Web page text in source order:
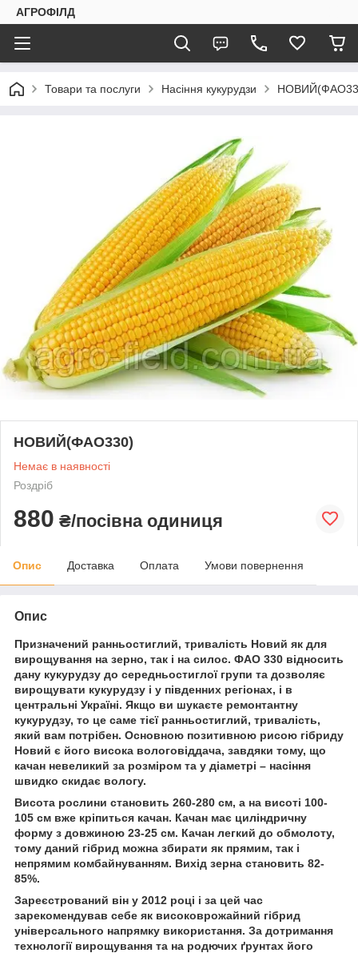
АГРОФІЛД
Товари та послуги Насіння кукурудзи
НОВИЙ(ФАО330)
Немає в наявності
Роздріб
880 ₴/посівна одиниця
Опис Доставка Оплата Умови повернення
Опис
Призначений ранньостиглий, тривалість Новий як для
вирощування на зерно, так і на силос. ФАО 330 відносить
дану кукурудзу до середньостиглої групи та дозволяє
вирощувати кукурудзу і у південних регіонах, і в
центральні Україні. Якщо ви шукаєте ремонтантну
кукурудзу, то це саме тієї ранньостиглий, тривалість,
який вам потрібен. Основною позитивною рисою гібриду
Новий є його висока вологовіддача, завдяки тому, що
качан невеликий за розміром та у діаметрі – насіння
швидко скидає вологу.
Висота рослини становить 260-280 см, а на висоті 100-
105 см вже кріпиться качан. Качан має циліндричну
форму з довжиною 23-25 см. Качан легкий до обмолоту,
тому даний гібрид можна збирати як прямим, так і
непрямим комбайнуванням. Вихід зерна становить 82-
85%.
Зареєстрований він у 2012 році і за цей час
зарекомендував себе як високоврожайний гібрид
універсального напрямку використання. За дотримання
технології вирощування та на родючих ґрунтах його